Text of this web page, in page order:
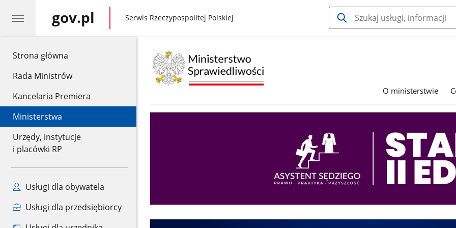
Strona główna
Rada Ministrów
Kancelaria Premiera
Ministerstwa
Urzędy, instytucje
i placówki RP
Usługi dla obywatela
Usługi dla przedsiębiorcy
gov.pl gov.pl
Serwis Rzeczypospolitej Polskiej
O ministerstwie